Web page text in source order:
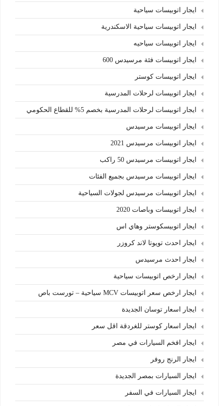
ايجار اتوبيسات سياحية
ايجار اتوبيسات سياحية الاسكندرية
ايجار اتوبيسات سياحيه
ايجار اتوبيسات فئة مرسيدس 600
ايجار اتوبيسات كوستر
ايجار اتوبيسات لرحلات المدرسية
ايجار اتوبيسات لرحلات المدرسية بخصم 5% للقطاع الحكومي
ايجار اتوبيسات مرسيدس
ايجار اتوبيسات مرسيدس 2021
ايجار اتوبيسات مرسيدس 50 راكب
ايجار اتوبيسات مرسيدس بجميع الفئات
ايجار اتوبيسات مرسيدس لجولات السياحية
ايجار اتوبيسات وباصات 2020
ايجار اتوبيسكوستر وهاي اس
ايجار احدث تويوتا لاند كروزر
ايجار احدث مرسيدس
ايجار ارخص اتوبيسات سياحية
ايجار ارخص سعر اتوبيسات MCV سياحية – تورست باص
ايجار اسعار توسان الجديدة
ايجار اسعار كوستر للغردقة اقل سعر
ايجار افخم السيارات في مصر
ايجار الرنج روفر
ايجار السيارات بمصر الجديدة
ايجار السيارات في السفر